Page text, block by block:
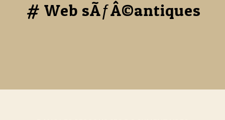
# Web sÃƒÂ©antiques